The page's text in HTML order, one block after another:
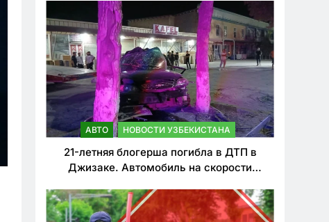
нарушителей ПДД
АВТО НОВОСТИ УЗБЕКИСТАНА
21-летняя блогерша погибла в ДТП в
Джизаке. Автомобиль на скорости